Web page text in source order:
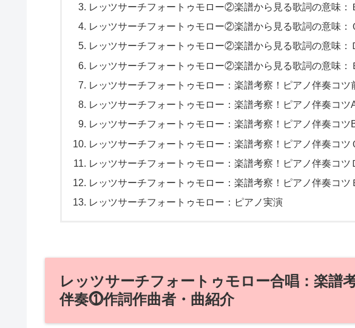
レッツサーチフォートゥモロー②楽譜から見る歌詞の意味：
レッツサーチフォートゥモロー②楽譜から見る歌詞の意味：
レッツサーチフォートゥモロー②楽譜から見る歌詞の意味：
レッツサーチフォートゥモロー②楽譜から見る歌詞の意味：
レッツサーチフォートゥモロー：楽譜考察！ピアノ伴奏コツ
レッツサーチフォートゥモロー：楽譜考察！ピアノ伴奏コツ
レッツサーチフォートゥモロー：楽譜考察！ピアノ伴奏コツ
レッツサーチフォートゥモロー：楽譜考察！ピアノ伴奏コツ
レッツサーチフォートゥモロー：楽譜考察！ピアノ伴奏コツ
レッツサーチフォートゥモロー：楽譜考察！ピアノ伴奏コツ
レッツサーチフォートゥモロー：ピアノ実演
レッツサーチフォートゥモロー合唱：楽譜
伴奏⓵作詞作曲者・曲紹介